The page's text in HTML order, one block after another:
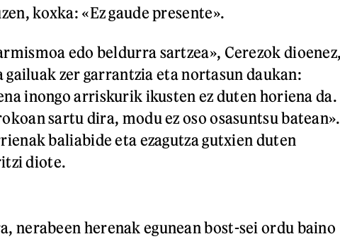
koxka: «Ez gaude presente».
edo beldurra sartzea», Cerezok
zer garrantzia eta nortasun daukan:
inongo arriskurik ikusten ez duten horiena da.
sartu dira, modu ez oso osasuntsu batean».
baliabide eta ezagutza gutxien duten
diote.
nerabeen herenak egunean bost-sei ordu baino